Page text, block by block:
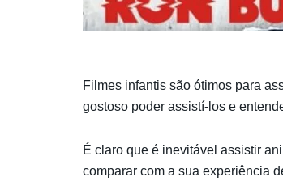
Filmes infantis são ótimos para
gostoso poder assistí-los e
É claro que é inevitável assistir
comparar com a sua experiência